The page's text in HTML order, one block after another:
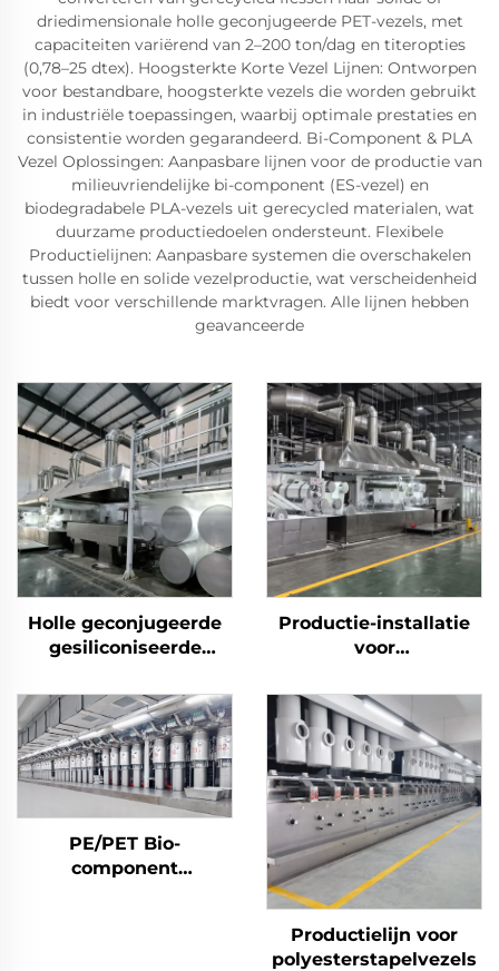
driedimensionale holle geconjugeerde PET-vezels, met
capaciteiten variërend van 2–200 ton/dag en titeropties
(0,78–25 dtex). Hoogsterkte Korte Vezel Lijnen: Ontworpen
voor bestandbare, hoogsterkte vezels die worden gebruikt
in industriële toepassingen, waarbij optimale prestaties en
consistentie worden gegarandeerd. Bi-Component & PLA
Vezel Oplossingen: Aanpasbare lijnen voor de productie van
milieuvriendelijke bi-component (ES-vezel) en
biodegradabele PLA-vezels uit gerecycled materialen, wat
duurzame productiedoelen ondersteunt. Flexibele
Productielijnen: Aanpasbare systemen die overschakelen
tussen holle en solide vezelproductie, wat verscheidenheid
biedt voor verschillende marktvragen. Alle lijnen hebben
geavanceerde
Holle geconjugeerde
gesiliconiseerde
Productie-installatie
voor
met hoge sterkte
(PSF) Machine voor
het maken van vaste
polyesterstapelvezels
PSF
PE/PET Bio-
component
Productielijn voor
polyesterstapelvezels